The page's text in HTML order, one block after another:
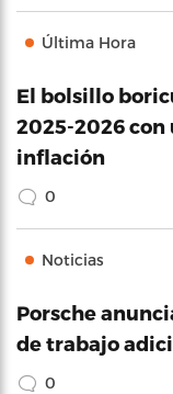
Última Hora
El bolsillo
2025-2026 con
inflación
0
Noticias
Porsche
de trabajo
0